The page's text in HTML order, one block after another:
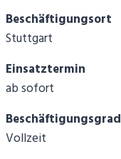
Beschäftigungsort
Stuttgart
Einsatztermin
ab sofort
Beschäftigungsgrad
Vollzeit